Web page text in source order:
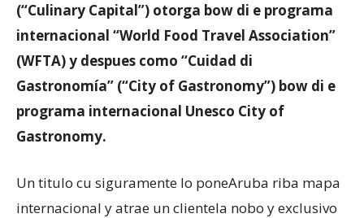
(“Culinary Capital”) otorga bow di e programa
internacional “World Food Travel Association”
(WFTA) y despues como “Cuidad di
Gastronomía” (“City of Gastronomy”) bow di e
programa internacional Unesco City of
Gastronomy.
Un titulo cu siguramente lo poneAruba riba mapa
internacional y atrae un clientela nobo y exclusivo